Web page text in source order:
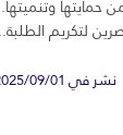
حمايتها
لتكريم
نشر في 2025/09/01 الساعة 2:55 م